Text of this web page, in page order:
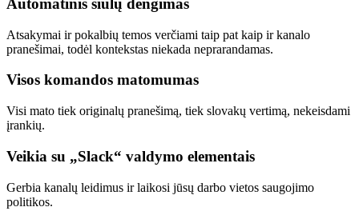
Automatinis siūlų dengimas
Atsakymai ir pokalbių temos verčiami taip pat kaip ir kanalo
pranešimai, todėl kontekstas niekada neprarandamas.
Visos komandos matomumas
Visi mato tiek originalų pranešimą, tiek slovakų vertimą, nekeisdami
įrankių.
Veikia su „Slack“ valdymo elementais
Gerbia kanalų leidimus ir laikosi jūsų darbo vietos saugojimo
politikos.